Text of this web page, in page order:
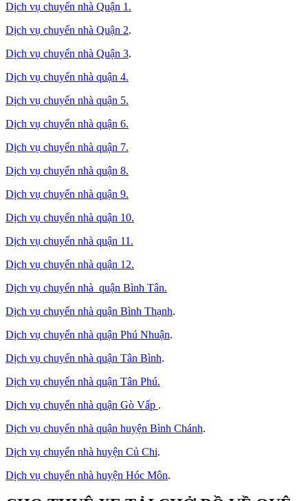
Dịch vụ chuyển nhà Quận 1.
Dịch vụ chuyển nhà Quận 2.
Dịch vụ chuyển nhà Quận 3.
Dịch vụ chuyển nhà quận 4.
Dịch vụ chuyển nhà quận 5.
Dịch vụ chuyển nhà quận 6.
Dịch vụ chuyển nhà quận 7.
Dịch vụ chuyển nhà quận 8.
Dịch vụ chuyển nhà quận 9.
Dịch vụ chuyển nhà quận 10.
Dịch vụ chuyển nhà quận 11.
Dịch vụ chuyển nhà quận 12.
Dịch vụ chuyển nhà quận Bình Tân.
Dịch vụ chuyển nhà quận Bình Thạnh.
Dịch vụ chuyển nhà quận Phú Nhuận.
Dịch vụ chuyển nhà quận Tân Bình.
Dịch vụ chuyển nhà quận Tân Phú.
Dịch vụ chuyển nhà quận Gò Vấp .
Dịch vụ chuyển nhà quận huyện Bình Chánh.
Dịch vụ chuyển nhà huyện Củ Chi.
Dịch vụ chuyển nhà huyện Hóc Môn.